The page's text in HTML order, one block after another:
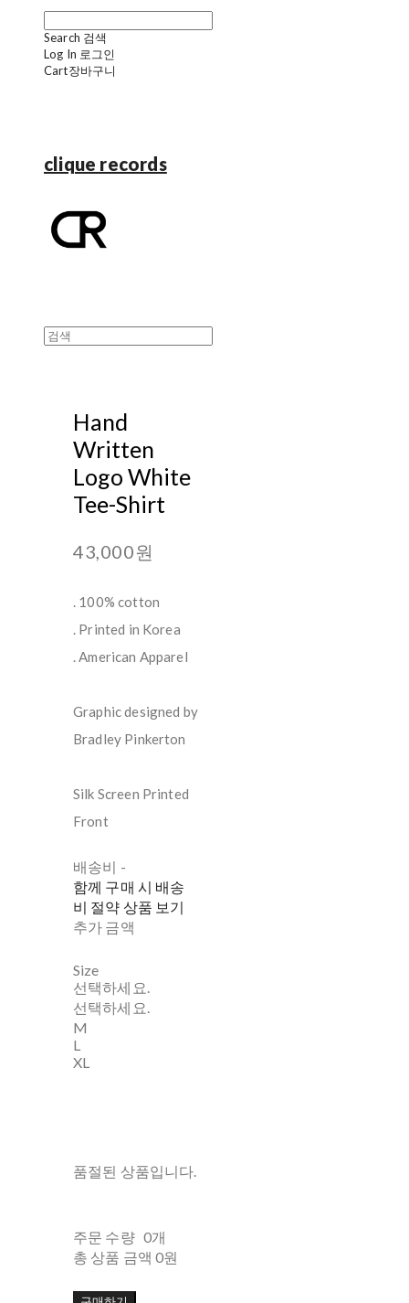
Search 검색
Log In 로그인
Cart장바구니
clique records
Hand
Written
Logo White
Tee-Shirt
43,000원
. 100% cotton
. Printed in Korea
. American Apparel
Graphic designed by
Bradley Pinkerton
Silk Screen Printed
Front
배송비 -
함께 구매 시 배송
비 절약 상품 보기
추가 금액
Size
선택하세요.
선택하세요.
M
L
XL
품절된 상품입니다.
주문 수량 0개
총 상품 금액 0원